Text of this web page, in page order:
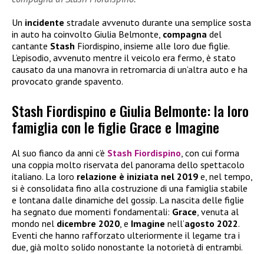
Un incidente stradale avvenuto durante una semplice sosta
in auto ha coinvolto Giulia Belmonte, compagna del
cantante Stash Fiordispino, insieme alle loro due figlie.
L’episodio, avvenuto mentre il veicolo era fermo, è stato
causato da una manovra in retromarcia di un’altra auto e ha
provocato grande spavento.
Stash Fiordispino e Giulia Belmonte: la loro
famiglia con le figlie Grace e Imagine
Al suo fianco da anni c’è Stash Fiordispino, con cui forma
una coppia molto riservata del panorama dello spettacolo
italiano. La loro relazione è iniziata nel 2019 e, nel tempo,
si è consolidata fino alla costruzione di una famiglia stabile
e lontana dalle dinamiche del gossip. La nascita delle figlie
ha segnato due momenti fondamentali: Grace, venuta al
mondo nel dicembre 2020, e Imagine nell’agosto 2022.
Eventi che hanno rafforzato ulteriormente il legame tra i
due, già molto solido nonostante la notorietà di entrambi.